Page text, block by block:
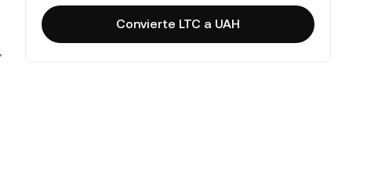
Convierte LTC a UAH